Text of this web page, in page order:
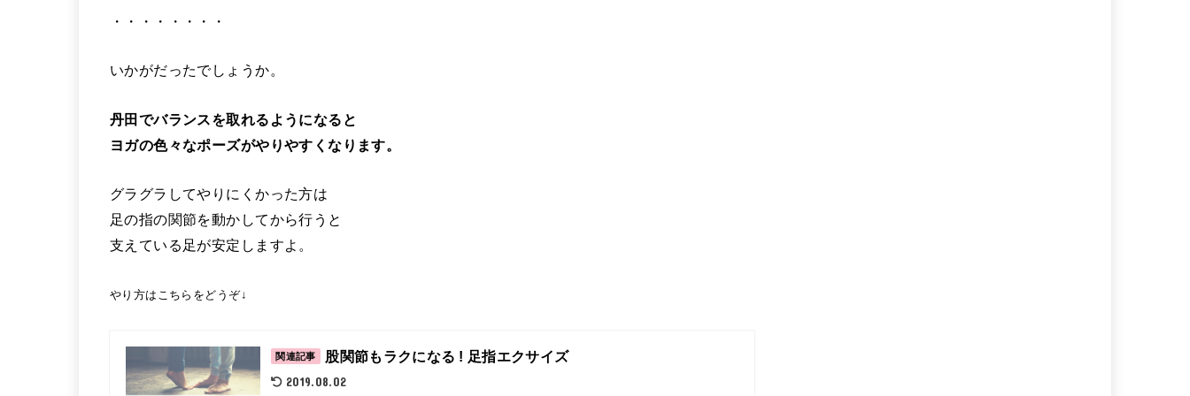
・・・・・・・・
いかがだったでしょうか。
丹田でバランスを取れるようになると
ヨガの色々なポーズがやりやすくなります。
グラグラしてやりにくかった方は
足の指の関節を動かしてから行うと
支えている足が安定しますよ。
やり方はこちらをどうぞ↓
関連記事 股関節もラクになる ! 足指エクサイズ
2019.08.02